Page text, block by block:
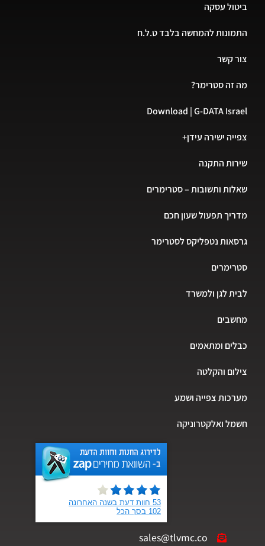
ביטול עסקה
התמונות להמחשה בלבד ט.ל.ח
צור קשר
מה זה סטרימר?
Download | G-DATA Israel
צפייה ישירה עידן+
שירות התקנה
שאלות ותשובות – סטרימרים
מדריך תפעול שעון חכם
גרסאות נטפליקס לסטרימר
סטרימרים
לבית לגן ולמשרד
מחשבים
כבלים ומתאמים
צילום והקלטה
מערכות צפייה ושמע
חשמל ואלקטרוניקה
sales@tlvmc.co